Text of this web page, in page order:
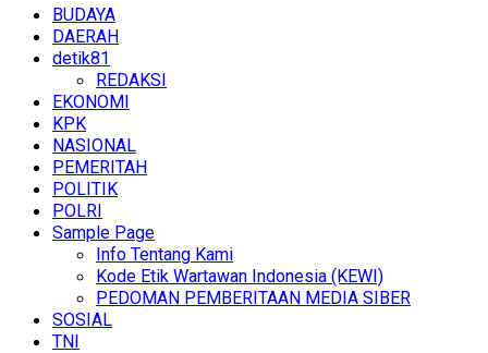
Primary
Menu
BUDAYA
DAERAH
detik81
REDAKSI
EKONOMI
KPK
NASIONAL
PEMERITAH
POLITIK
POLRI
Sample Page
Info Tentang Kami
Kode Etik Wartawan Indonesia (KEWI)
PEDOMAN PEMBERITAAN MEDIA SIBER
SOSIAL
TNI